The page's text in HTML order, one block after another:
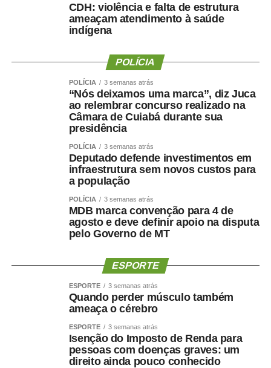
CDH: violência e falta de estrutura
ameaçam atendimento à saúde
indígena
POLÍCIA
POLÍCIA 3 semanas atrás
“Nós deixamos uma marca”, diz Juca
ao relembrar concurso realizado na
Câmara de Cuiabá durante sua
presidência
POLÍCIA 3 semanas atrás
Deputado defende investimentos em
infraestrutura sem novos custos para
a população
POLÍCIA 3 semanas atrás
MDB marca convenção para 4 de
agosto e deve definir apoio na disputa
pelo Governo de MT
ESPORTE
ESPORTE 3 semanas atrás
Quando perder músculo também
ameaça o cérebro
ESPORTE 3 semanas atrás
Isenção do Imposto de Renda para
pessoas com doenças graves: um
direito ainda pouco conhecido